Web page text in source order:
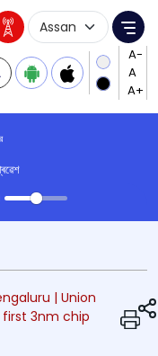
Language
খবর
| Union
first 3nm chip